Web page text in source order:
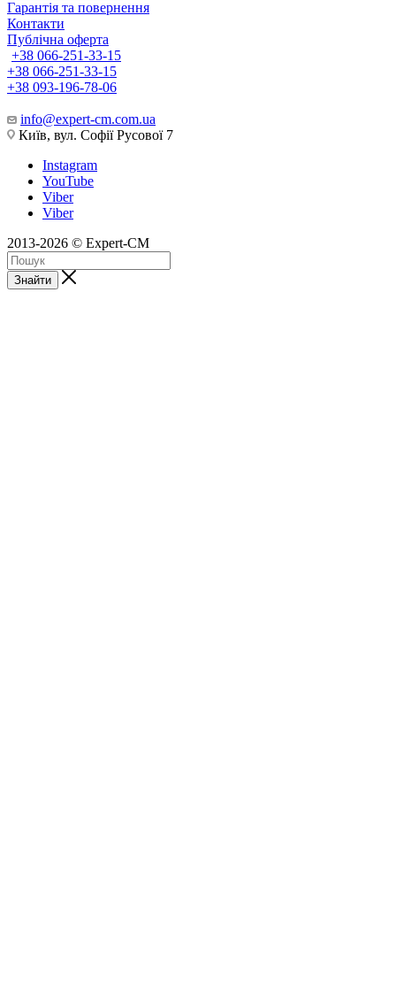
Гарантія та повернення
Контакти
Публічна оферта
+38 066-251-33-15
+38 066-251-33-15
+38 093-196-78-06
info@expert-cm.com.ua
Київ, вул. Софії Русової 7
Instagram
YouTube
Viber
Viber
2013-2026 © Expert-CM
Знайти